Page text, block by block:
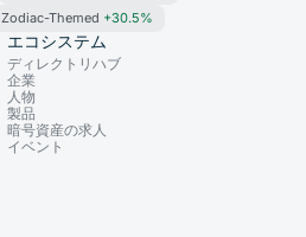
Zodiac-Themed +30.5%
エコシステム
ディレクトリハブ
企業
人物
製品
暗号資産の求人
イベント